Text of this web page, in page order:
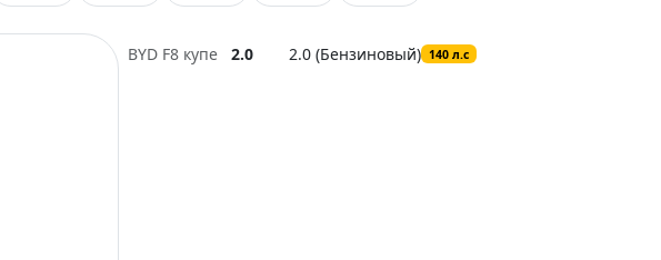
BYD F8 купе 2.0 2.0 (Бензиновый) 140 л.с